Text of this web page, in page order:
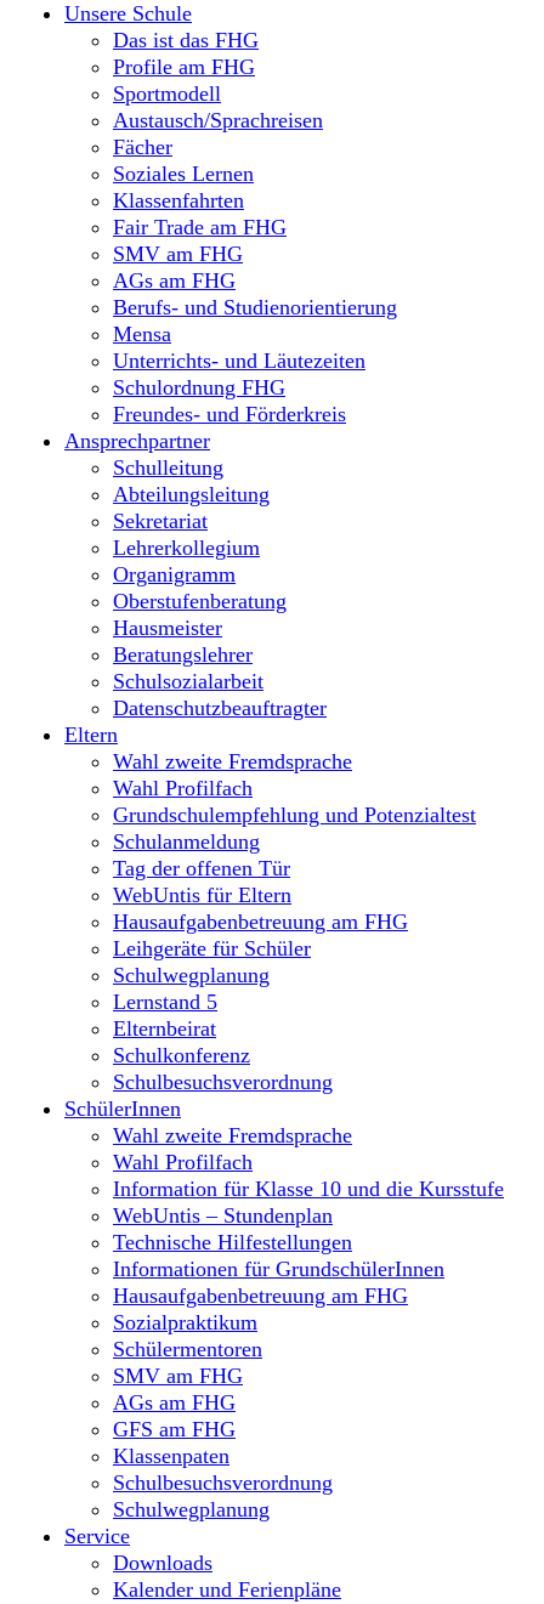
Unsere Schule
Das ist das FHG
Profile am FHG
Sportmodell
Austausch/Sprachreisen
Fächer
Soziales Lernen
Klassenfahrten
Fair Trade am FHG
SMV am FHG
AGs am FHG
Berufs- und Studienorientierung
Mensa
Unterrichts- und Läutezeiten
Schulordnung FHG
Freundes- und Förderkreis
Ansprechpartner
Schulleitung
Abteilungsleitung
Sekretariat
Lehrerkollegium
Organigramm
Oberstufenberatung
Hausmeister
Beratungslehrer
Schulsozialarbeit
Datenschutzbeauftragter
Eltern
Wahl zweite Fremdsprache
Wahl Profilfach
Grundschulempfehlung und Potenzialtest
Schulanmeldung
Tag der offenen Tür
WebUntis für Eltern
Hausaufgabenbetreuung am FHG
Leihgeräte für Schüler
Schulwegplanung
Lernstand 5
Elternbeirat
Schulkonferenz
Schulbesuchsverordnung
SchülerInnen
Wahl zweite Fremdsprache
Wahl Profilfach
Information für Klasse 10 und die Kursstufe
WebUntis – Stundenplan
Technische Hilfestellungen
Informationen für GrundschülerInnen
Hausaufgabenbetreuung am FHG
Sozialpraktikum
Schülermentoren
SMV am FHG
AGs am FHG
GFS am FHG
Klassenpaten
Schulbesuchsverordnung
Schulwegplanung
Service
Downloads
Kalender und Ferienpläne